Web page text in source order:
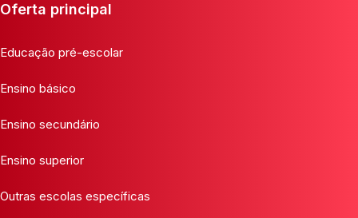
Oferta principal
Educação pré-escolar
Ensino básico
Ensino secundário
Ensino superior
Outras escolas específicas